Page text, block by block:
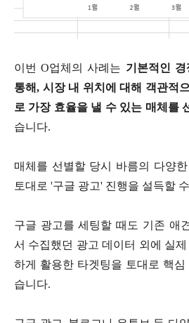
이번 O업체의 사례는 기본적인
통해, 시장 내 위치에 대해 객관적
로 가장 효율을 낼 수 있는 매체를
습니다.
매체를 선별할 당시 바름의 다양
토대로 '구글 광고' 진행을 설득할
구글 광고를 세팅할 때도 기존 애
서 수집했던 광고 데이터 외에 실
하게 활용한 타겟팅을 토대로 핵
습니다.